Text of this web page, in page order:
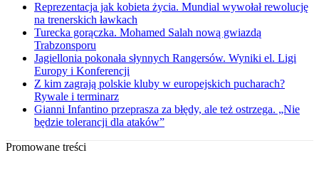
Reprezentacja jak kobieta życia. Mundial wywołał rewolucję
na trenerskich ławkach
Turecka gorączka. Mohamed Salah nową gwiazdą
Trabzonsporu
Jagiellonia pokonała słynnych Rangersów. Wyniki el. Ligi
Europy i Konferencji
Z kim zagrają polskie kluby w europejskich pucharach?
Rywale i terminarz
Gianni Infantino przeprasza za błędy, ale też ostrzega. „Nie
będzie tolerancji dla ataków”
Promowane treści